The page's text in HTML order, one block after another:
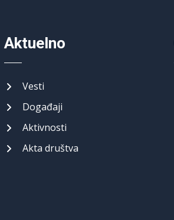
Aktuelno
Vesti
Događaji
Aktivnosti
Akta društva